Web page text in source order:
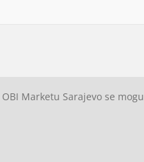
Marketu Sarajevo se mogu